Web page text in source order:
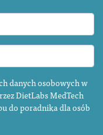
danych osobowych w
DietLabs MedTech
do poradnika dla osób